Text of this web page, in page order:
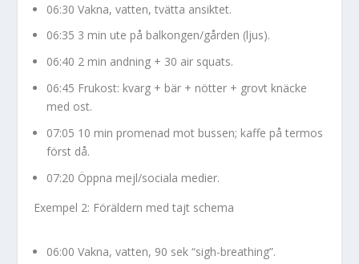
06:30 Vakna, vatten, tvätta ansiktet.
06:35 3 min ute på balkongen/gården (ljus).
06:40 2 min andning + 30 air squats.
06:45 Frukost: kvarg + bär + nötter + grovt knäcke
med ost.
07:05 10 min promenad mot bussen; kaffe på termos
först då.
07:20 Öppna mejl/sociala medier.
Exempel 2: Föräldern med tajt schema
06:00 Vakna, vatten, 90 sek “sigh-breathing”.